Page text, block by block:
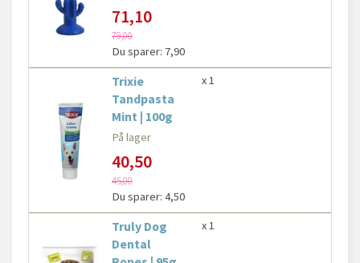
71,10
79,00
Du sparer: 7,90
Trixie
Tandpasta
Mint | 100g
På lager
40,50
45,00
Du sparer: 4,50
x 1
Truly Dog
Dental
x 1